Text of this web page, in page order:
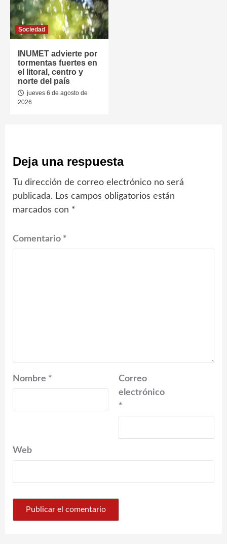
Sociedad
INUMET advierte por
tormentas fuertes en
el litoral, centro y
norte del país
jueves 6 de agosto de
2026
Deja una respuesta
Tu dirección de correo electrónico no será
publicada. Los campos obligatorios están
marcados con *
Comentario *
Nombre *
Correo
electrónico
*
Web